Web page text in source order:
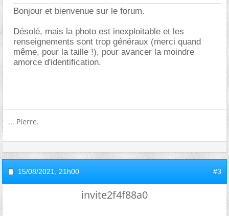
Bonjour et bienvenue sur le forum.
Désolé, mais la photo est inexploitable et les
renseignements sont trop généraux (merci quand
même, pour la taille !), pour avancer la moindre
amorce d'identification.
... Pierre.
15/08/2021, 21h00 #3
invite2f4f88a0